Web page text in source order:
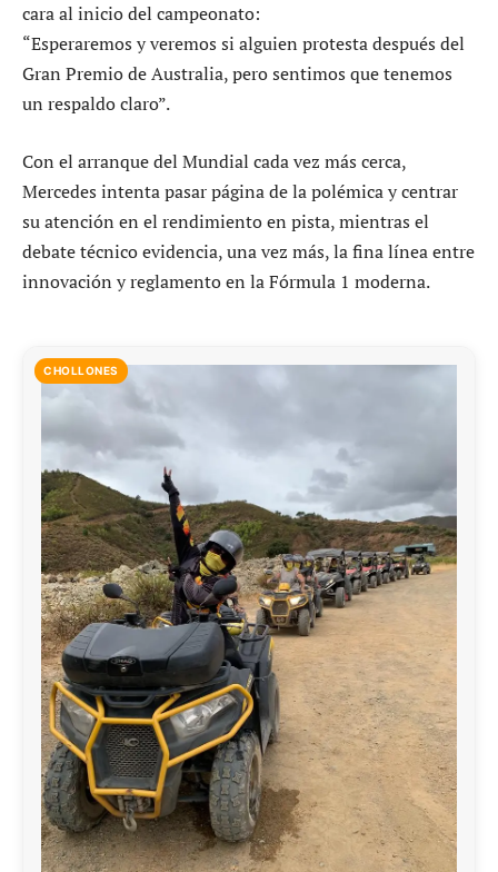
cara al inicio del campeonato:
“Esperaremos y veremos si alguien protesta después del
Gran Premio de Australia, pero sentimos que tenemos
un respaldo claro”.
Con el arranque del Mundial cada vez más cerca,
Mercedes intenta pasar página de la polémica y centrar
su atención en el rendimiento en pista, mientras el
debate técnico evidencia, una vez más, la fina línea entre
innovación y reglamento en la Fórmula 1 moderna.
CHOLLONES